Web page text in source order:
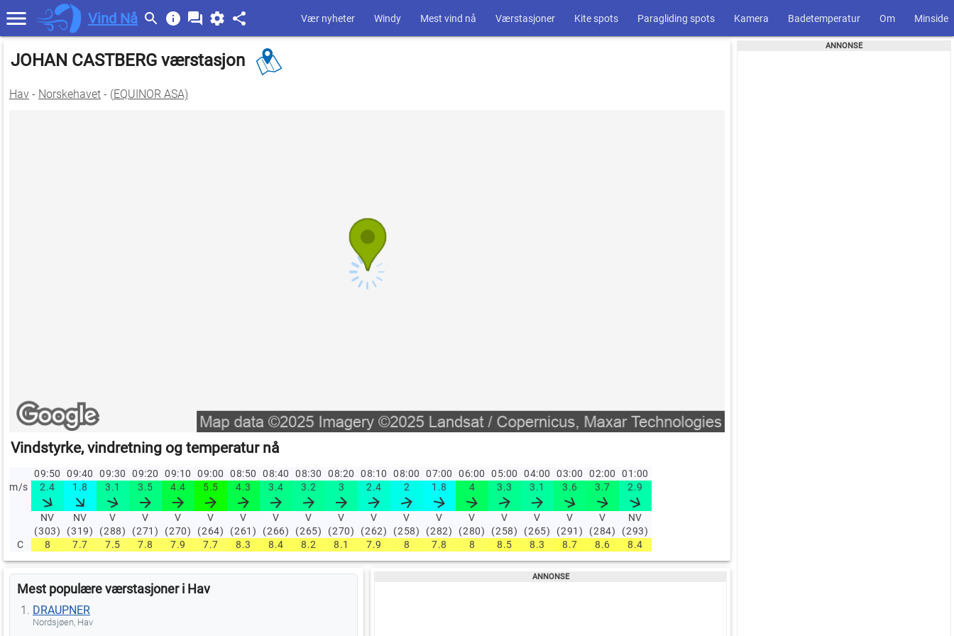
Vind Nå Vær nyheter Windy Mest vind nå Værstasjoner Kite spots Paragliding spots Kamera Badetemperatur Om Minside
JOHAN CASTBERG værstasjon
Hav - Norskehavet - (EQUINOR ASA)
Vindstyrke, vindretning og temperatur nå
09:50 09:40 09:30 09:20 09:10 09:00 08:50 08:40 08:30 08:20 08:10 08:00 07:00 06:00 05:00 04:00 03:00 02:00
01:00
m/s
2.4 1.8 3.1 3.5 4.4 5.5 4.3 3.4 3.2 3 2.4 2 1.8 4 3.3 3.1 3.6 3.7 2.9
NV
(303)
NV
(319)
V
(288)
V
(271)
V
(270)
V
(264)
V
(261)
V
(266)
V
(265)
V
(270)
V
(262)
V
(258)
V
(282)
V
(280)
V
(258)
V
(265)
V
(291)
V
(284)
NV
(293)
C
8 7.7 7.5 7.8 7.9 7.7 8.3 8.4 8.2 8.1 7.9 8 7.8 8 8.5 8.3 8.7 8.6 8.4
Mest populære værstasjoner i Hav
DRAUPNER
Nordsjøen, Hav